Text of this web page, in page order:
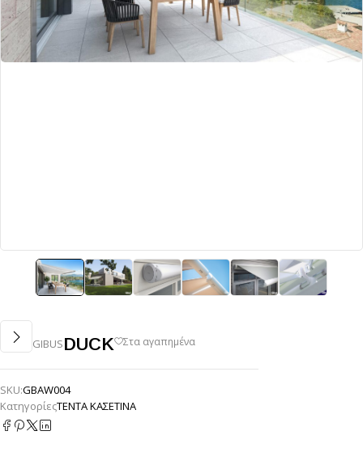
GIBUSDUCK
SKU:GBAW004
ΚατηγορίεςΤΕΝΤΑ ΚΑΣΕΤΙΝΑ